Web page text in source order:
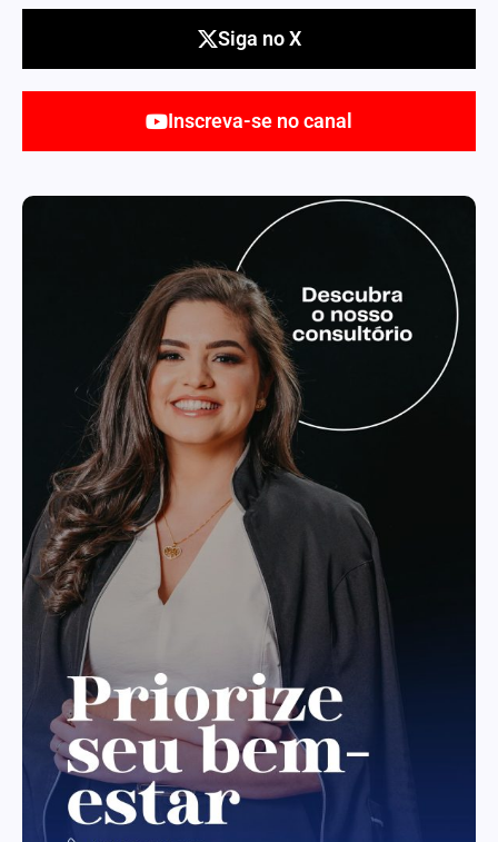
Siga no X
Inscreva-se no canal